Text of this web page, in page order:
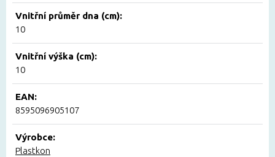
Vnitřní průměr dna (cm):
10
Vnitřní výška (cm):
10
EAN:
8595096905107
Výrobce:
Plastkon